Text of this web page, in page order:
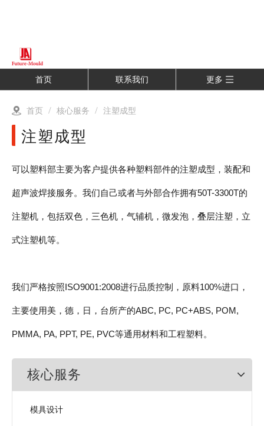
首页 联系我们 更多
首页 / 核心服务 / 注塑成型
注塑成型
可以塑料部主要为客户提供各种塑料部件的注塑成型，装配和
超声波焊接服务。我们自己或者与外部合作拥有50T-3300T的
注塑机，包括双色，三色机，气辅机，微发泡，叠层注塑，立
式注塑机等。
我们严格按照ISO9001:2008进行品质控制，原料100%进口，
主要使用美，德，日，台所产的ABC, PC, PC+ABS, POM,
PMMA, PA, PPT, PE, PVC等通用材料和工程塑料。
核心服务
模具设计